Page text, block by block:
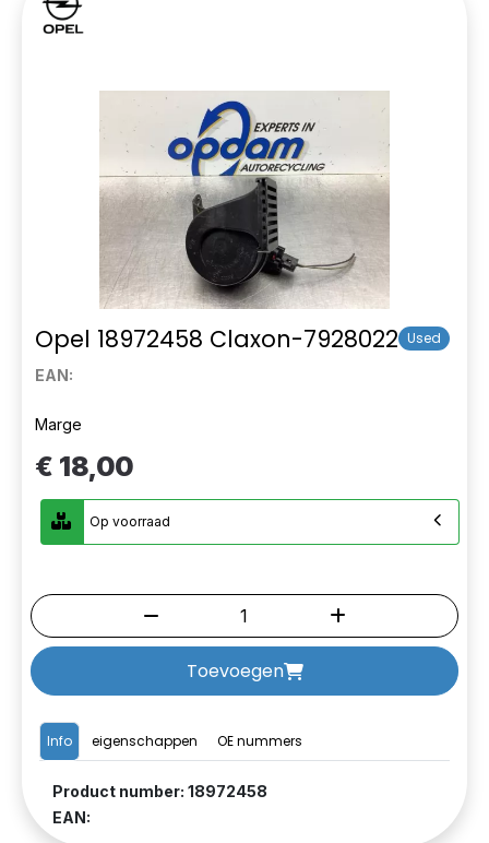
Opel 18972458 Claxon-7928022 Used
EAN:
Info eigenschappen OE nummers
Product number: 18972458
EAN:
Marge
€ 18,00
Op voorraad
Toevoegen